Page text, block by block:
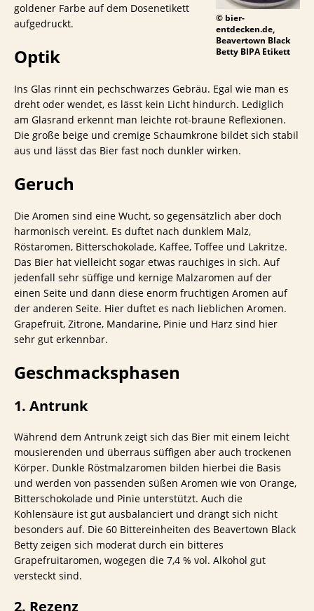
© bier-
entdecken.de,
Beavertown Black
Betty BIPA Etikett
goldener Farbe auf dem Dosenetikett
aufgedruckt.
Optik
Ins Glas rinnt ein pechschwarzes Gebräu. Egal wie man es
dreht oder wendet, es lässt kein Licht hindurch. Lediglich
am Glasrand erkennt man leichte rot-braune Reflexionen.
Die große beige und cremige Schaumkrone bildet sich stabil
aus und lässt das Bier fast noch dunkler wirken.
Geruch
Die Aromen sind eine Wucht, so gegensätzlich aber doch
harmonisch vereint. Es duftet nach dunklem Malz,
Röstaromen, Bitterschokolade, Kaffee, Toffee und Lakritze.
Das Bier hat vielleicht sogar etwas rauchiges in sich. Auf
jedenfall sehr süffige und kernige Malzaromen auf der
einen Seite und dann diese enorm fruchtigen Aromen auf
der anderen Seite. Hier duftet es nach lieblichen Aromen.
Grapefruit, Zitrone, Mandarine, Pinie und Harz sind hier
sehr gut erkennbar.
Geschmacksphasen
1. Antrunk
Während dem Antrunk zeigt sich das Bier mit einem leicht
mousierenden und überraus süffigen aber auch trockenen
Körper. Dunkle Röstmalzaromen bilden hierbei die Basis
und werden von passenden süßen Aromen wie von Orange,
Bitterschokolade und Pinie unterstützt. Auch die
Kohlensäure ist gut ausbalanciert und drängt sich nicht
besonders auf. Die 60 Bittereinheiten des Beavertown Black
Betty zeigen sich moderat durch ein bitteres
Grapefruitaromen, wogegen die 7,4 % vol. Alkohol gut
versteckt sind.
2. Rezenz